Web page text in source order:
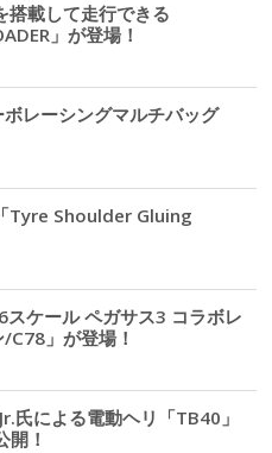
搭載して走行できる
」が登場！
レーシングマルチバッグ
Tyre Shoulder Gluing
ケール ペガサス3 コラボレ
C78」が登場！
氏による電動ヘリ「TB40」
開！